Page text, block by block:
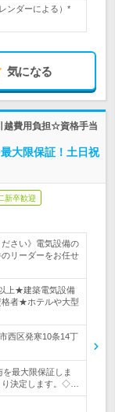
ンダーによる）*
気になる
費用負担☆資格手当
大限保証！土日祝
新卒歓迎
ださい》電気設備の
リーダーをお任せ
上★建築電気設備
者★ホテルや大型
西区発寒10条14丁
最大限保証しま
決定します。◇…